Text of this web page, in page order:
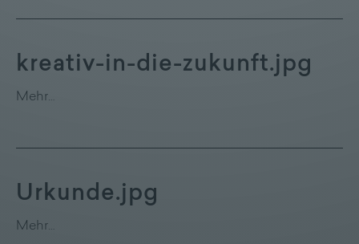
kreativ-in-die-zukunft.jpg
Mehr…
Urkunde.jpg
Mehr…